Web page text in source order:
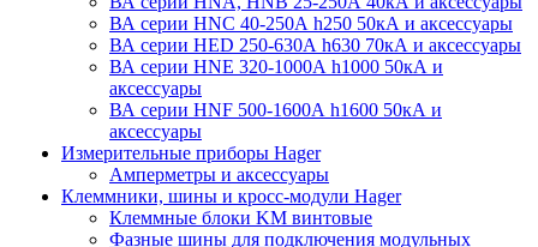
ВА серии HNC 40-250А h250 50кА и аксессуары
ВА серии HED 250-630А h630 70кА и аксессуары
ВА серии HNE 320-1000А h1000 50кА и
аксессуары
ВА серии HNF 500-1600А h1600 50кА и
аксессуары
Измерительные приборы Hager
Амперметры и аксессуары
Клеммники, шины и кросс-модули Hager
Клеммные блоки KM винтовые
Фазные шины для подключения модульных